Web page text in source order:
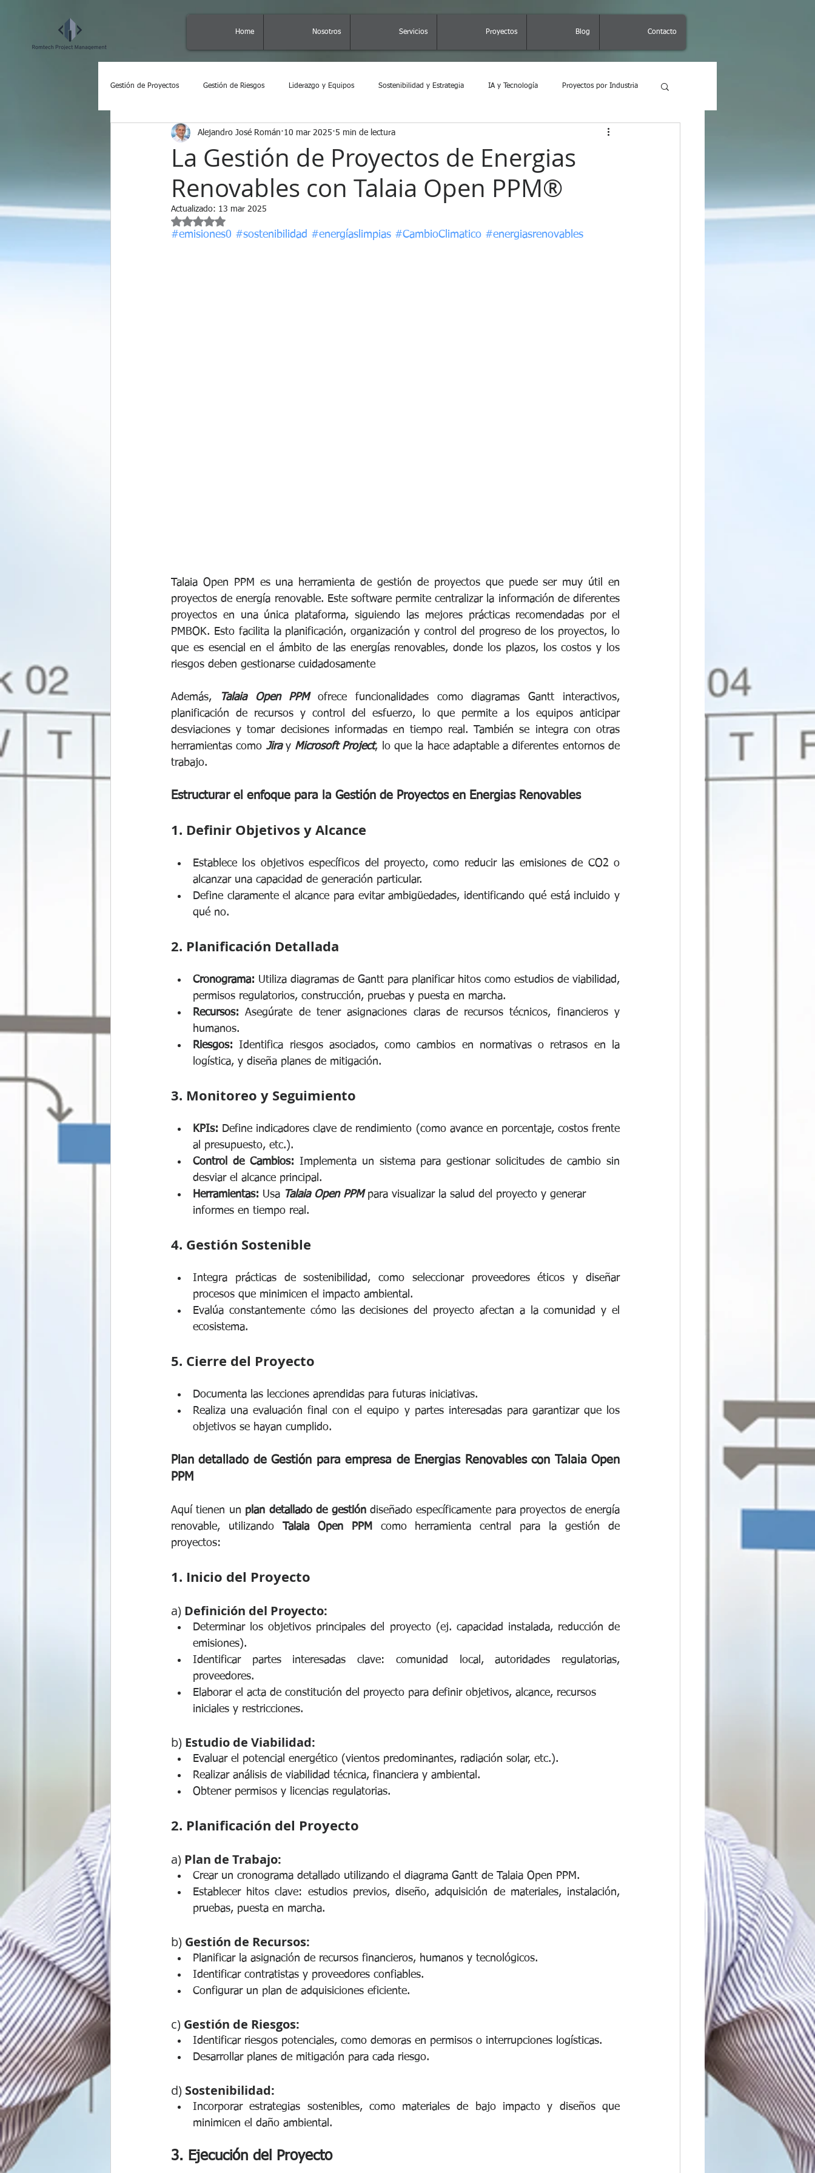
Home Nosotros Servicios Proyectos Blog Contacto
Gestión de Proyectos Gestión de Riesgos Liderazgo y Equipos Sostenibilidad y Estrategia IA y Tecnología Proyectos por Industria
Metodologías y Herramientas Empezando Tu comunidad Consejos para bloguear
La Gestión de Proyectos de Energias
Renovables con Talaia Open PPM®
Alejandro José Román 10 mar 2025 5 min de lectura
Actualizado: 13 mar 2025
Obtuvo NaN de 5 estrellas.
#emisiones0 #sostenibilidad #energíaslimpias #CambioClimatico #energiasrenovables
Talaia Open PPM es una herramienta de gestión de proyectos que puede ser muy útil en
proyectos de energía renovable. Este software permite centralizar la información de diferentes
proyectos en una única plataforma, siguiendo las mejores prácticas recomendadas por el
PMBOK. Esto facilita la planificación, organización y control del progreso de los proyectos, lo
que es esencial en el ámbito de las energías renovables, donde los plazos, los costos y los
riesgos deben gestionarse cuidadosamente
Además, Talaia Open PPM ofrece funcionalidades como diagramas Gantt interactivos,
planificación de recursos y control del esfuerzo, lo que permite a los equipos anticipar
desviaciones y tomar decisiones informadas en tiempo real. También se integra con otras
herramientas como Jira y Microsoft Project, lo que la hace adaptable a diferentes entornos de
trabajo.
Estructurar el enfoque para la Gestión de Proyectos en Energias Renovables
1. Definir Objetivos y Alcance
Establece los objetivos específicos del proyecto, como reducir las emisiones de CO2 o
alcanzar una capacidad de generación particular.
Define claramente el alcance para evitar ambigüedades, identificando qué está incluido y
qué no.
2. Planificación Detallada
Cronograma: Utiliza diagramas de Gantt para planificar hitos como estudios de viabilidad,
permisos regulatorios, construcción, pruebas y puesta en marcha.
Recursos: Asegúrate de tener asignaciones claras de recursos técnicos, financieros y
humanos.
Riesgos: Identifica riesgos asociados, como cambios en normativas o retrasos en la
logística, y diseña planes de mitigación.
3. Monitoreo y Seguimiento
KPIs: Define indicadores clave de rendimiento (como avance en porcentaje, costos frente
al presupuesto, etc.).
Control de Cambios: Implementa un sistema para gestionar solicitudes de cambio sin
desviar el alcance principal.
Herramientas: Usa Talaia Open PPM para visualizar la salud del proyecto y generar
informes en tiempo real.
4. Gestión Sostenible
Integra prácticas de sostenibilidad, como seleccionar proveedores éticos y diseñar
procesos que minimicen el impacto ambiental.
Evalúa constantemente cómo las decisiones del proyecto afectan a la comunidad y el
ecosistema.
5. Cierre del Proyecto
Documenta las lecciones aprendidas para futuras iniciativas.
Realiza una evaluación final con el equipo y partes interesadas para garantizar que los
objetivos se hayan cumplido.
Plan detallado de Gestión para empresa de Energias Renovables con Talaia Open
PPM
Aquí tienen un plan detallado de gestión diseñado específicamente para proyectos de energía
renovable, utilizando Talaia Open PPM
como herramienta central para la gestión de
proyectos:
1. Inicio del Proyecto
a) Definición del Proyecto:
Determinar los objetivos principales del proyecto (ej. capacidad instalada, reducción de
emisiones).
Identificar partes interesadas clave: comunidad local, autoridades regulatorias,
proveedores.
Elaborar el acta de constitución del proyecto para definir objetivos, alcance, recursos
iniciales y restricciones.
b) Estudio de Viabilidad:
Evaluar el potencial energético (vientos predominantes, radiación solar, etc.).
Realizar análisis de viabilidad técnica, financiera y ambiental.
Obtener permisos y licencias regulatorias.
2. Planificación del Proyecto
a) Plan de Trabajo:
Crear un cronograma detallado utilizando el diagrama Gantt de Talaia Open PPM.
Establecer hitos clave: estudios previos, diseño, adquisición de materiales, instalación,
pruebas, puesta en marcha.
b) Gestión de Recursos:
Planificar la asignación de recursos financieros, humanos y tecnológicos.
Identificar contratistas y proveedores confiables.
Configurar un plan de adquisiciones eficiente.
c) Gestión de Riesgos:
Identificar riesgos potenciales, como demoras en permisos o interrupciones logísticas.
Desarrollar planes de mitigación para cada riesgo.
d) Sostenibilidad:
Incorporar estrategias sostenibles, como materiales de bajo impacto y diseños que
minimicen el daño ambiental.
3. Ejecución del Proyecto